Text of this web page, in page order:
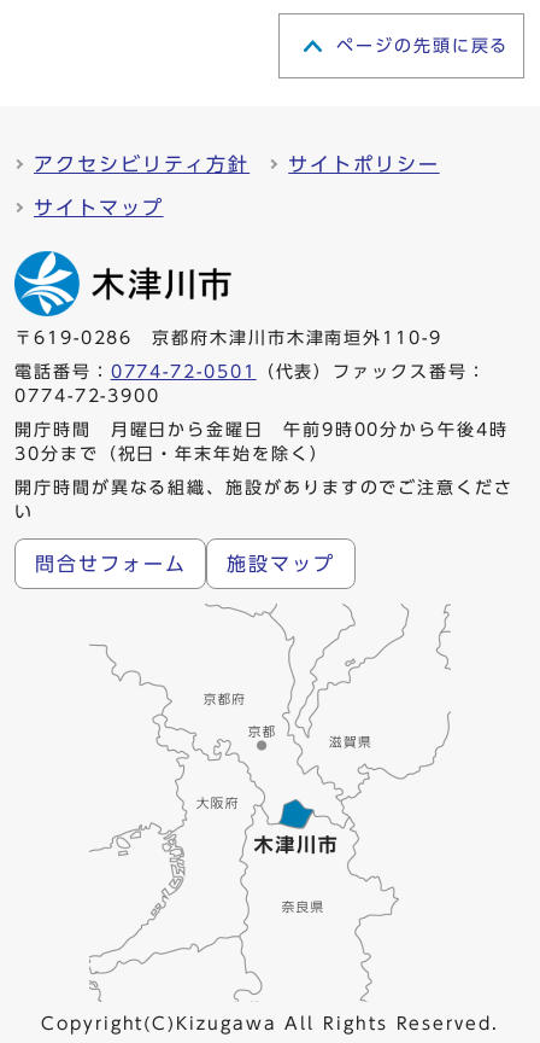
ページの先頭に戻る
アクセシビリティ方針 サイトポリシー
サイトマップ
〒619-0286 京都府木津川市木津南垣外110-9
電話番号： 0774-72-0501
（代表）ファックス番号：
0774-72-3900
開庁時間 月曜日から金曜日 午前9時00分から午後4時
30分まで（祝日・年末年始を除く）
開庁時間が異なる組織、施設がありますのでご注意くださ
い
問合せフォーム 施設マップ
Copyright(C)Kizugawa All Rights Reserved.